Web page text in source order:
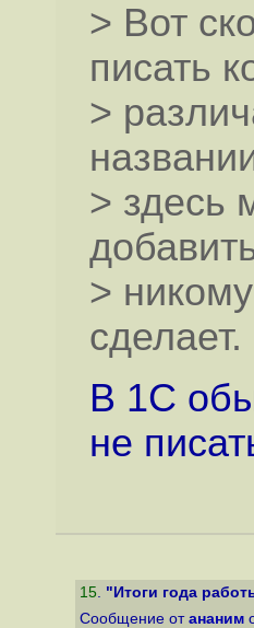
> Вот
писать
>
> здесь
>
сделает.
В 1С
не
15. "Итоги года
Сообщение от ананим